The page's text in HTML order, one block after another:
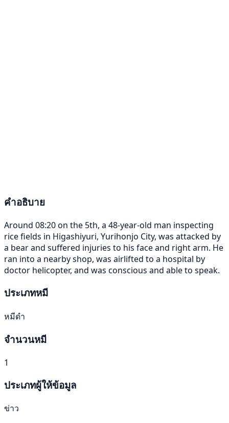
คำอธิบาย
Around 08:20 on the 5th, a 48-year-old man inspecting
rice fields in Higashiyuri, Yurihonjo City, was attacked by
a bear and suffered injuries to his face and right arm. He
ran into a nearby shop, was airlifted to a hospital by
doctor helicopter, and was conscious and able to speak.
ประเภทหมี
หมีดำ
จำนวนหมี
1
ประเภทผู้ให้ข้อมูล
ข่าว